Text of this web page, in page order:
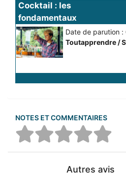
Cocktail : les
fondamentaux
Date de parution :
Toutapprendre /
NOTES ET COMMENTAIRES
Autres avis